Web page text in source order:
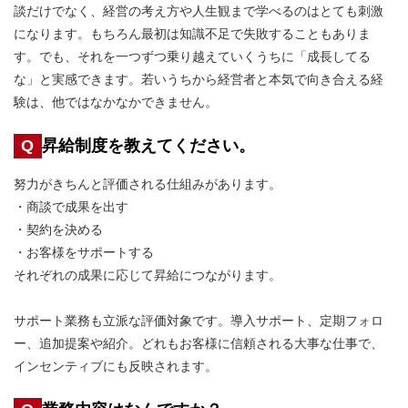
談だけでなく、経営の考え方や人生観まで学べるのはとても刺激
になります。もちろん最初は知識不足で失敗することもありま
す。でも、それを一つずつ乗り越えていくうちに「成長してる
な」と実感できます。若いうちから経営者と本気で向き合える経
験は、他ではなかなかできません。
Q 昇給制度を教えてください。
努力がきちんと評価される仕組みがあります。
・商談で成果を出す
・契約を決める
・お客様をサポートする
それぞれの成果に応じて昇給につながります。
サポート業務も立派な評価対象です。導入サポート、定期フォロ
ー、追加提案や紹介。どれもお客様に信頼される大事な仕事で、
インセンティブにも反映されます。